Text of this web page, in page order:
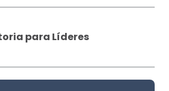
para Líderes